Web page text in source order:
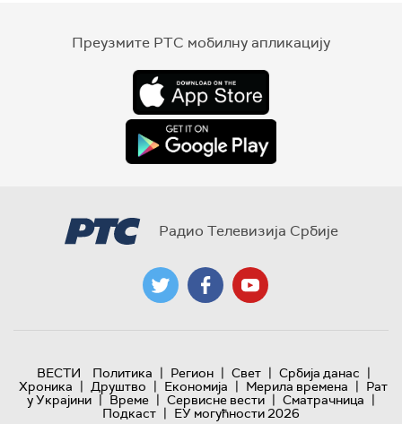
Преузмите РТС мобилну апликацију
Радио Телевизија Србије
ВЕСТИ Политика | Регион | Свет | Србија данас |
Хроника | Друштво | Економија | Мерила времена | Рат
у Украјини | Време | Сервисне вести | Сматрачница |
Подкаст | ЕУ могућности 2026